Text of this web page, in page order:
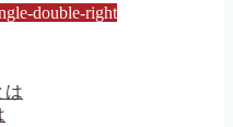
double-right
は